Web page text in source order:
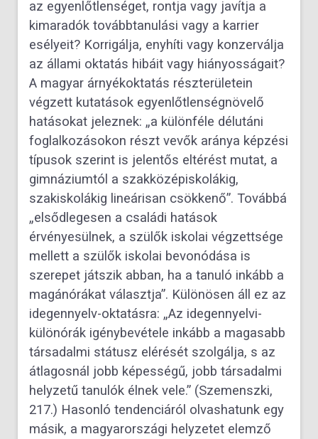
az egyenlőtlenséget, rontja vagy javítja a
kimaradók továbbtanulási vagy a karrier
esélyeit? Korrigálja, enyhíti vagy konzerválja
az állami oktatás hibáit vagy hiányosságait?
A magyar árnyékoktatás részterületein
végzett kutatások egyenlőtlenségnövelő
hatásokat jeleznek: „a különféle délutáni
foglalkozásokon részt vevők aránya képzési
típusok szerint is jelentős eltérést mutat, a
gimnáziumtól a szakközépiskolákig,
szakiskolákig lineárisan csökkenő”. Továbbá
„elsődlegesen a családi hatások
érvényesülnek, a szülők iskolai végzettsége
mellett a szülők iskolai bevonódása is
szerepet játszik abban, ha a tanuló inkább a
magánórákat választja”. Különösen áll ez az
idegennyelv-oktatásra: „Az idegennyelvi-
különórák igénybevétele inkább a magasabb
társadalmi státusz elérését szolgálja, s az
átlagosnál jobb képességű, jobb társadalmi
helyzetű tanulók élnek vele.” (Szemenszki,
217.) Hasonló tendenciáról olvashatunk egy
másik, a magyarországi helyzetet elemző